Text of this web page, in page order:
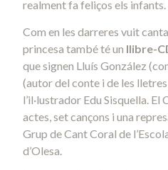
realment fa feliços els infants.
Com en les darreres vuit
princesa també té un llibre-
que signen Lluís González
(autor del conte i de les
l’il·lustrador Edu Sisquella.
actes, set cançons i una
Grup de Cant Coral de
d’Olesa.